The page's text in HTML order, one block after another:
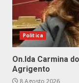
Politica
On.Ida Carmina
Agrigento
8 Agosto 2026